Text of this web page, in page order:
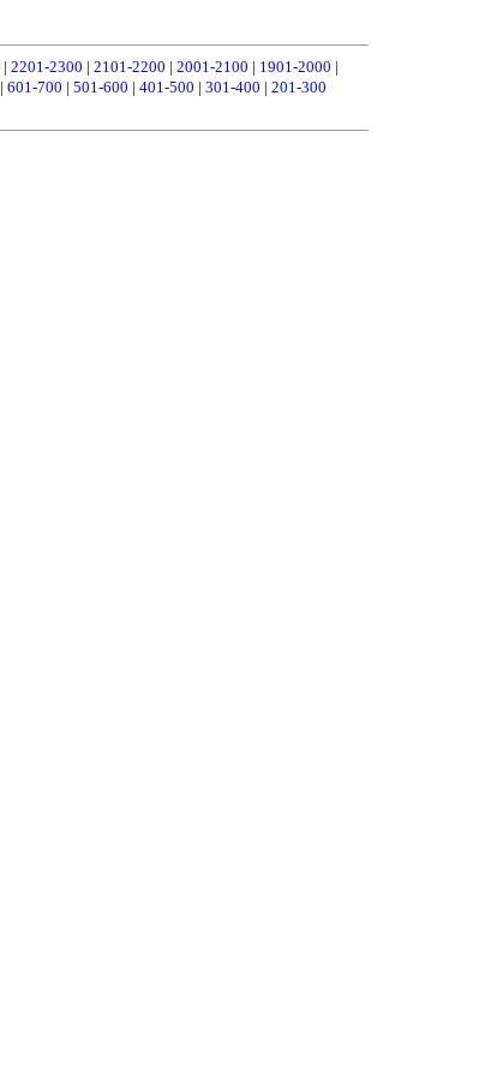
| 2201-2300 | 2101-2200 | 2001-2100 | 1901-2000 |
| 601-700 | 501-600 | 401-500 | 301-400 | 201-300